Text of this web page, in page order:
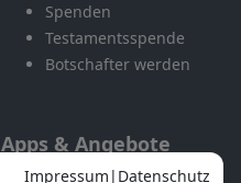
Spenden
Testamentsspende
Botschafter werden
Apps & Angebote